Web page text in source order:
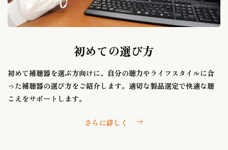
初めての選び方
初めて補聴器を選ぶ方向けに、自分の聴力やライフスタイルに合
った補聴器の選び方をご紹介します。適切な製品選定で快適な聴
こえをサポートします。
さらに詳しく